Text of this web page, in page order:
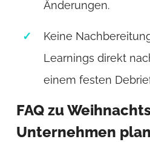
Änderungen.
Keine
Learnings direkt
einem festen
FAQ zu
Unternehmen